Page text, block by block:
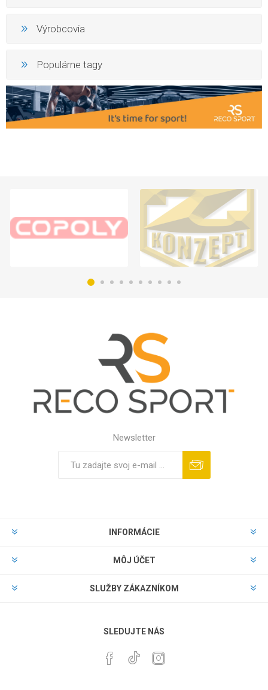
Výrobcovia
Populárne tagy
Newsletter
INFORMÁCIE
MÔJ ÚČET
SLUŽBY ZÁKAZNÍKOM
SLEDUJTE NÁS